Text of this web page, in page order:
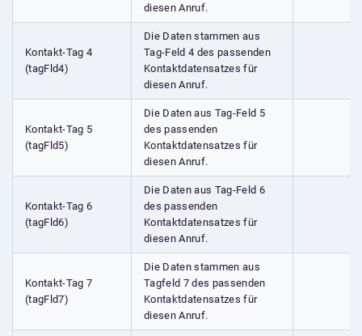
diesen Anruf.
Kontakt-Tag 4
(tagFld4)
Die Daten stammen aus
Tag-Feld 4 des passenden
Kontaktdatensatzes für
diesen Anruf.
Kontakt-Tag 5
(tagFld5)
Die Daten aus Tag-Feld 5
des passenden
Kontaktdatensatzes für
diesen Anruf.
Kontakt-Tag 6
(tagFld6)
Die Daten aus Tag-Feld 6
des passenden
Kontaktdatensatzes für
diesen Anruf.
Kontakt-Tag 7
(tagFld7)
Die Daten stammen aus
Tagfeld 7 des passenden
Kontaktdatensatzes für
diesen Anruf.